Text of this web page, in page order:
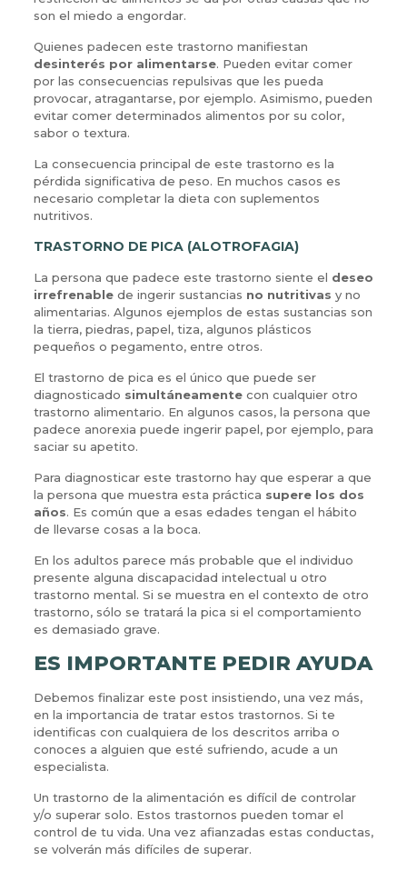
son el miedo a engordar.
Quienes padecen este trastorno manifiestan
desinterés por alimentarse. Pueden evitar comer
por las consecuencias repulsivas que les pueda
provocar, atragantarse, por ejemplo. Asimismo, pueden
evitar comer determinados alimentos por su color,
sabor o textura.
La consecuencia principal de este trastorno es la
pérdida significativa de peso. En muchos casos es
necesario completar la dieta con suplementos
nutritivos.
TRASTORNO DE PICA (ALOTROFAGIA)
La persona que padece este trastorno siente el deseo
irrefrenablede ingerir sustancias no nutritivas y no
alimentarias. Algunos ejemplos de estas sustancias son
la tierra, piedras, papel, tiza, algunos plásticos
pequeños o pegamento, entre otros.
El trastorno de pica es el único que puede ser
diagnosticado simultáneamentecon cualquier otro
trastorno alimentario. En algunos casos, la persona que
padece anorexia puede ingerir papel, por ejemplo, para
saciar su apetito.
Para diagnosticar este trastorno hay que esperar a que
la persona que muestra esta práctica supere los dos
años. Es común que a esas edades tengan el hábito
de llevarse cosas a la boca.
En los adultos parece más probable que el individuo
presente alguna discapacidad intelectual u otro
trastorno mental. Si se muestra en el contexto de otro
trastorno, sólo se tratará la pica si el comportamiento
es demasiado grave.
ES IMPORTANTE PEDIR AYUDA
Debemos finalizar este post insistiendo, una vez más,
en la importancia de tratar estos trastornos. Si te
identificas con cualquiera de los descritos arriba o
conoces a alguien que esté sufriendo, acude a un
especialista.
Un trastorno de la alimentación es difícil de controlar
y/o superar solo. Estos trastornos pueden tomar el
control de tu vida. Una vez afianzadas estas conductas,
se volverán más difíciles de superar.